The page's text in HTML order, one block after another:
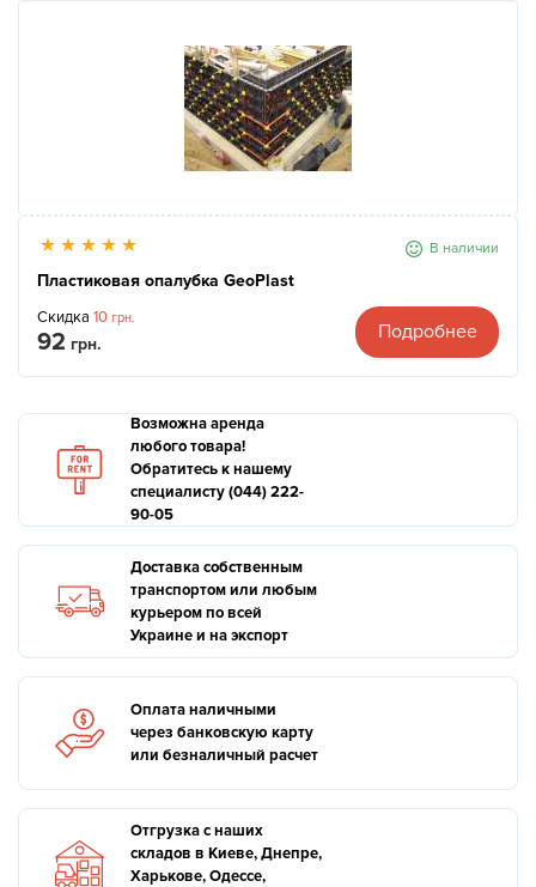
В наличии
Пластиковая опалубка GeoPlast
Скидка 10 грн.
92 грн.
Подробнее
Возможна аренда
любого товара!
Обратитесь к нашему
специалисту (044) 222-
90-05
Доставка собственным
транспортом или любым
курьером по всей
Украине и на экспорт
Оплата наличными
через банковскую карту
или безналичный расчет
Отгрузка с наших
складов в Киеве, Днепре,
Харькове, Одессе,